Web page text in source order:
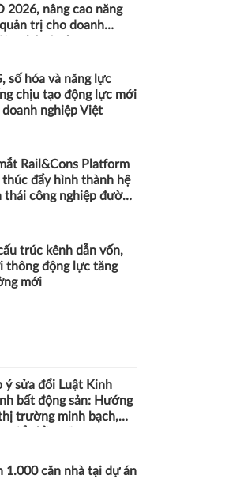
2026, nâng cao năng
trị cho doanh
số hóa và năng lực
chịu tạo động lực mới
nghiệp Việt
Rail&Cons Platform
thúc đẩy hình thành hệ
thái công nghiệp đường
trúc kênh dẫn vốn,
thông động lực tăng
mới
ý sửa đổi Luật Kinh
bất động sản: Hướng
trường minh bạch,
1.000 căn nhà tại dự án